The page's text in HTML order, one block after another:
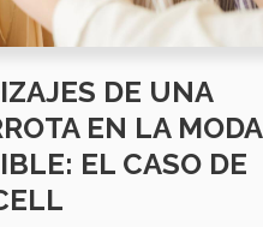
DE UNA
EN LA MODA
EL CASO DE